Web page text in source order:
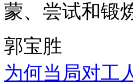
蒙、尝试和锻
郭宝胜
为何当局对工